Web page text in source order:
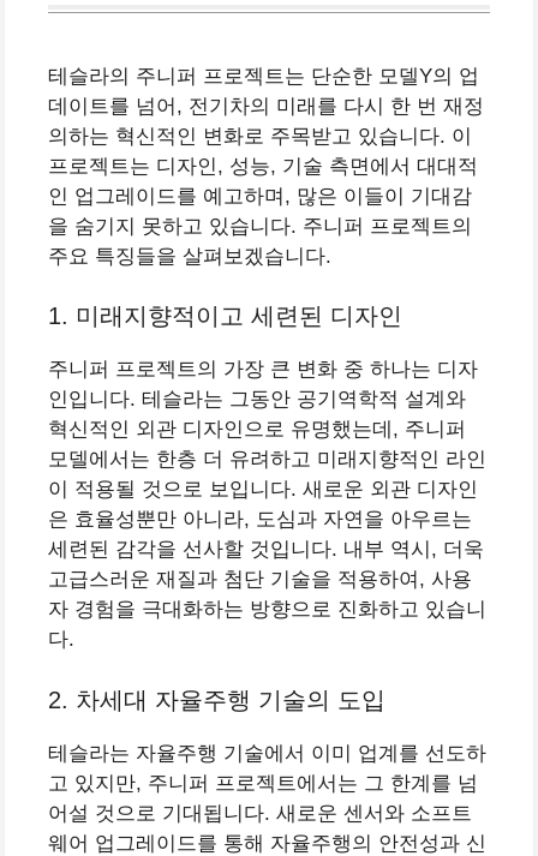
테슬라의 주니퍼 프로젝트는 단순한 모델Y의 업
데이트를 넘어, 전기차의 미래를 다시 한 번 재정
의하는 혁신적인 변화로 주목받고 있습니다. 이
프로젝트는 디자인, 성능, 기술 측면에서 대대적
인 업그레이드를 예고하며, 많은 이들이 기대감
을 숨기지 못하고 있습니다. 주니퍼 프로젝트의
주요 특징들을 살펴보겠습니다.
1. 미래지향적이고 세련된 디자인
주니퍼 프로젝트의 가장 큰 변화 중 하나는 디자
인입니다. 테슬라는 그동안 공기역학적 설계와
혁신적인 외관 디자인으로 유명했는데, 주니퍼
모델에서는 한층 더 유려하고 미래지향적인 라인
이 적용될 것으로 보입니다. 새로운 외관 디자인
은 효율성뿐만 아니라, 도심과 자연을 아우르는
세련된 감각을 선사할 것입니다. 내부 역시, 더욱
고급스러운 재질과 첨단 기술을 적용하여, 사용
자 경험을 극대화하는 방향으로 진화하고 있습니
다.
2. 차세대 자율주행 기술의 도입
테슬라는 자율주행 기술에서 이미 업계를 선도하
고 있지만, 주니퍼 프로젝트에서는 그 한계를 넘
어설 것으로 기대됩니다. 새로운 센서와 소프트
웨어 업그레이드를 통해 자율주행의 안전성과 신